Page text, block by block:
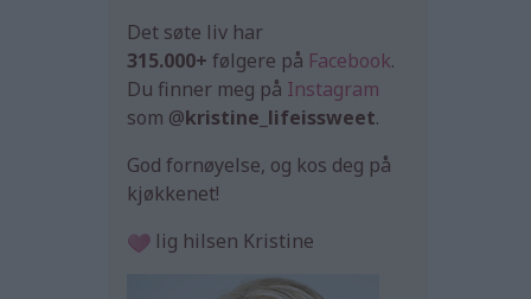
Det søte liv har
315.000+ følgere på Facebook.
Du finner meg på Instagram
som @kristine_lifeissweet.
God fornøyelse, og kos deg på
kjøkkenet!
lig hilsen Kristine